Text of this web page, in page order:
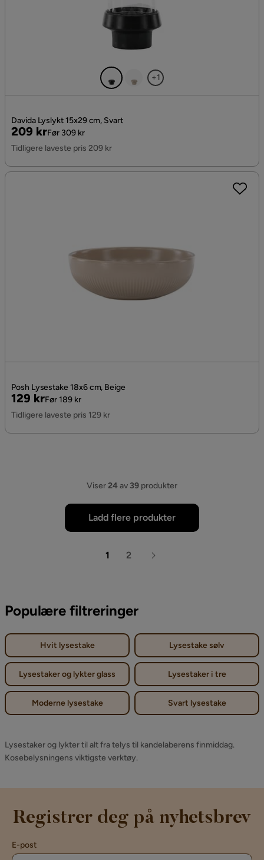
+1
Davida Lyslykt 15x29 cm, Svart
Pris
209 kr
Original
Pris
Før 309 kr
Tidligere laveste pris 209 kr
Posh Lysestake 18x6 cm, Beige
Pris
129 kr
Original
Pris
Før 189 kr
Tidligere laveste pris 129 kr
Viser24av 39 produkter
Ladd flere produkter
1 2
Populære filtreringer
Hvit lysestake Lysestake sølv
Lysestaker og lykter glass Lysestaker i tre
Moderne lysestake Svart lysestake
Lysestaker og lykter til alt fra telys til kandelaberens finmiddag.
Kosebelysningens viktigste verktøy.
Registrer deg på nyhetsbrev
E-post